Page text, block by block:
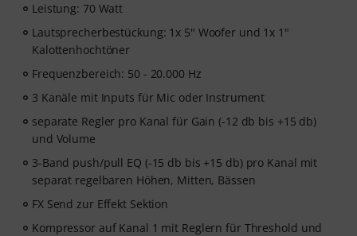
Leistung: 70 Watt
Lautsprecherbestückung: 1x 5" Woofer und 1x 1"
Kalottenhochtöner
Frequenzbereich: 50 - 20.000 Hz
3 Kanäle mit Inputs für Mic oder Instrument
separate Regler pro Kanal für Gain (-12 db bis +15 db)
und Volume
3-Band push/pull EQ (-15 db bis +15 db) pro Kanal mit
separat regelbaren Höhen, Mitten, Bässen
FX Send zur Effekt Sektion
Kompressor auf Kanal 1 mit Reglern für Threshold und